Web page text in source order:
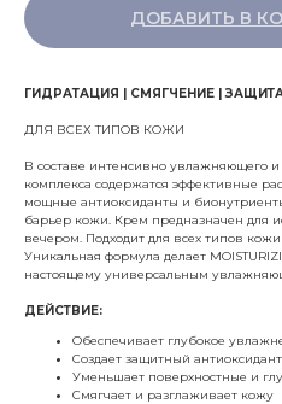
ДОБАВИТЬ В
ГИДРАТАЦИЯ | СМЯГЧЕНИЕ |
ДЛЯ ВСЕХ ТИПОВ КОЖИ
В составе интенсивно увлажняющего и
комплекса содержатся эффективные
мощные антиоксиданты и
барьер кожи. Крем предназначен для
вечером. Подходит для всех типов
Уникальная формула делает
настоящему универсальным
ДЕЙСТВИЕ:
Обеспечивает глубокое
Создает защитный
Уменьшает поверхностные и
Смягчает и разглаживает кожу